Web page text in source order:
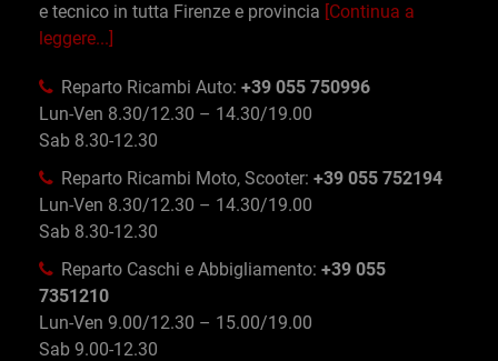
e tecnico in tutta Firenze e provincia [Continua a
leggere...]
Reparto Ricambi Auto: +39 055 750996
Lun-Ven 8.30/12.30 – 14.30/19.00
Sab 8.30-12.30
Reparto Ricambi Moto, Scooter: +39 055 752194
Lun-Ven 8.30/12.30 – 14.30/19.00
Sab 8.30-12.30
Reparto Caschi e Abbigliamento: +39 055
7351210
Lun-Ven 9.00/12.30 – 15.00/19.00
Sab 9.00-12.30